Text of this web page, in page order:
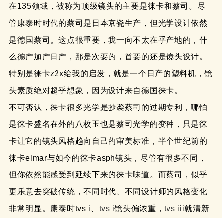
在135领域，被称为顶级镜头的主要是徕卡和蔡司。尽
管康泰时时代的蔡司是日本京瓷生产，但光学设计依然
是德国蔡司。这点很重要，我一向不太在乎产地的，什
么德产加产日产，那是次要的，首要的还是镜头设计。
特别是徕卡z2x给我的启发，就是一个日产的塑料机，镜
头素质绝对超乎想象，因为设计来自德国徕卡。
不可否认，徕卡很多光学是抄袭蔡司的过期专利，哪怕
是徕卡盛名在外的八枚玉也是蔡司光学的变种，只是徕
卡让它的镜头风格趋向自己的审美标准，半个世纪前的
徕卡elmar与如今的徕卡asph镜头，尽管有很多不同，
但你依然能感受到延续下来的徕卡味道。而蔡司，似乎
更乐意去突破传统，不同时代、不同设计师的风格变化
非常明显。康泰时tvs i、 tvsii镜头偏浓重，tvs iii就清新